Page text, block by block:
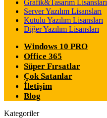
Grafik&Tasarım Lisansları
Server Yazılım Lisansları
Kutulu Yazılım Lisansları
Diğer Yazılım Lisansları
Windows 10 PRO
Office 365
Süper Fırsatlar
Çok Satanlar
İletişim
Blog
Kategoriler